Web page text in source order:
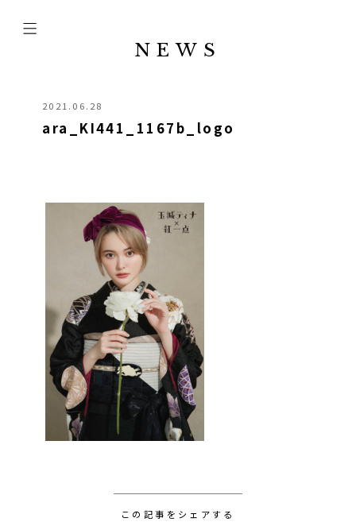
NEWS
2021.06.28
ara_KI441_1167b_logo
この記事をシェアする